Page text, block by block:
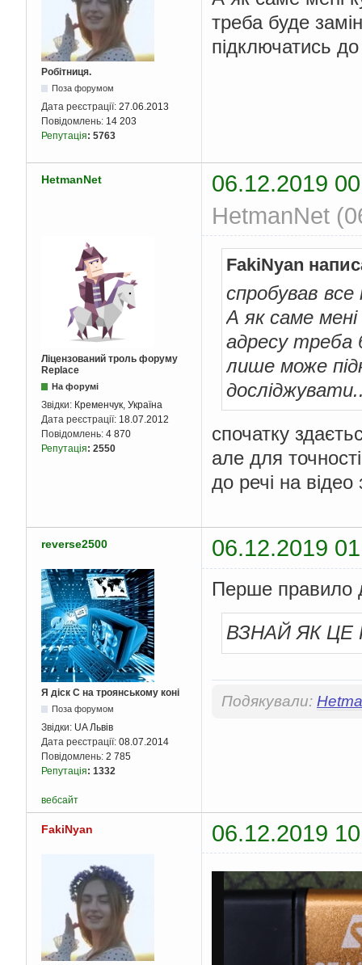
Робітниця.
Поза форумом
Дата реєстрації: 27.06.2013
Повідомлень: 14 203
Репутація: 5763
треба буде
підключатись
HetmanNet
06.12.2019
HetmanNet
Ліцензований троль форуму
Replace
На форумі
Звідки: Кременчук, Україна
Дата реєстрації: 18.07.2012
Повідомлень: 4 870
Репутація: 2550
FakiNyan
спробував
А як саме
адресу треба
лише може
спочатку
але для
до речі на
reverse2500 06.12.2019
Я діск С на троянському коні
Поза форумом
Звідки: UA Львів
Дата реєстрації: 08.07.2014
Повідомлень: 2 785
Репутація: 1332
Перше правило
ВЗНАЙ ЯК
Подякували:
вебсайт
FakiNyan 06.12.2019